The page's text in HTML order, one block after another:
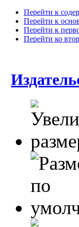
Перейти к
Перейти к
Перейти к
Перейти ко